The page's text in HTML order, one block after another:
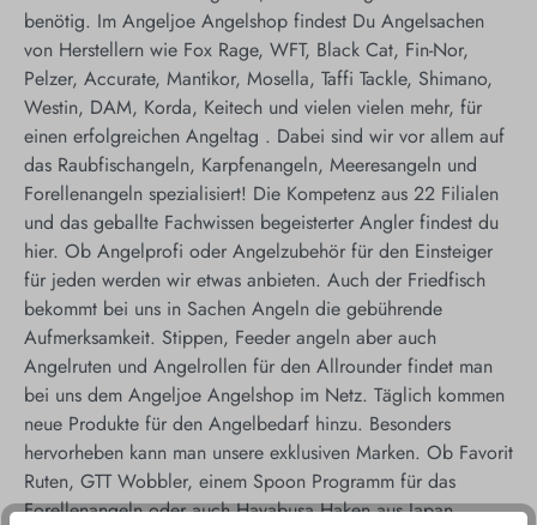
benötig. Im Angeljoe Angelshop findest Du Angelsachen
von Herstellern wie Fox Rage, WFT, Black Cat, Fin-Nor,
Pelzer, Accurate, Mantikor, Mosella, Taffi Tackle, Shimano,
Westin, DAM, Korda, Keitech und vielen vielen mehr, für
einen erfolgreichen Angeltag . Dabei sind wir vor allem auf
das Raubfischangeln, Karpfenangeln, Meeresangeln und
Forellenangeln spezialisiert! Die Kompetenz aus 22 Filialen
und das geballte Fachwissen begeisterter Angler findest du
hier. Ob Angelprofi oder Angelzubehör für den Einsteiger
für jeden werden wir etwas anbieten. Auch der Friedfisch
bekommt bei uns in Sachen Angeln die gebührende
Aufmerksamkeit. Stippen, Feeder angeln aber auch
Angelruten und Angelrollen für den Allrounder findet man
bei uns dem Angeljoe Angelshop im Netz. Täglich kommen
neue Produkte für den Angelbedarf hinzu. Besonders
hervorheben kann man unsere exklusiven Marken. Ob Favorit
Ruten, GTT Wobbler, einem Spoon Programm für das
Forellenangeln oder auch Hayabusa Haken aus Japan.